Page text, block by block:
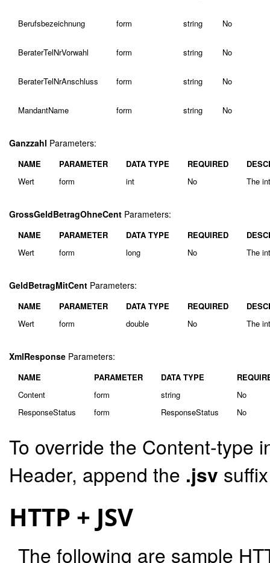
Berufsbezeichnung form string No
BeraterTelNrVorwahl form string No
BeraterTelNrAnschluss form string No
MandantName form string No
Ganzzahl Parameters:
NAME PARAMETER DATA TYPE REQUIRED
Wert
form int No The
GrossGeldBetragOhneCent Parameters:
NAME PARAMETER DATA TYPE REQUIRED
Wert
form long No The
GeldBetragMitCent Parameters:
NAME PARAMETER DATA TYPE REQUIRED
Wert
form double No The
XmlResponse Parameters:
NAME PARAMETER DATA TYPE
Content
form string
No
ResponseStatus
form ResponseStatus No
To override the Content-type
Header, append the .jsv
HTTP + JSV
The following are sample